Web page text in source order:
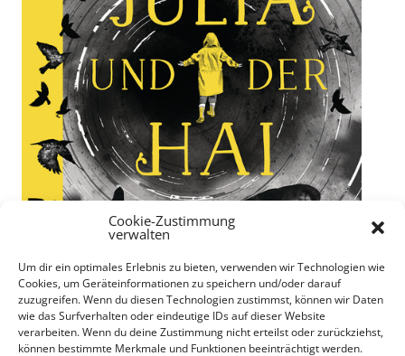
Cookie-Zustimmung
verwalten
Um dir ein optimales Erlebnis zu bieten, verwenden wir Technologien wie
Cookies, um Geräteinformationen zu speichern und/oder darauf
zuzugreifen. Wenn du diesen Technologien zustimmst, können wir Daten
wie das Surfverhalten oder eindeutige IDs auf dieser Website
verarbeiten. Wenn du deine Zustimmung nicht erteilst oder zurückziehst,
können bestimmte Merkmale und Funktionen beeinträchtigt werden.